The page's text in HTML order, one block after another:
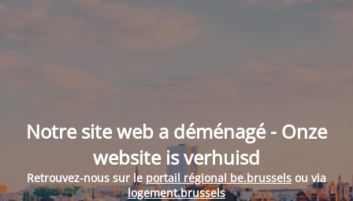
Notre site web a déménagé - Onze
website is verhuisd
Retrouvez-nous sur le portail régional be.brussels ou via
logement.brussels